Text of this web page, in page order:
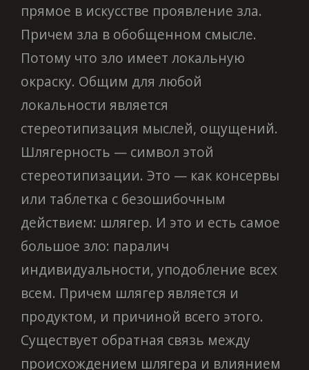
прямое в искусстве проявление зла.
Причем зла в обобщенном смысле.
Потому что зло имеет локальную
окраску. Общим для любой
локальности является
стереотипизация мыслей, ощущений.
Шлягерность — символ этой
стереотипизации. Это — как консервы
или таблетка с безошибочным
действием: шлягер. И это и есть самое
большое зло: паралич
индивидуальности, уподобление всех
всем. Причем шлягер является и
продуктом, и причиной всего этого.
Существует обратная связь между
происхождением шлягера и влиянием